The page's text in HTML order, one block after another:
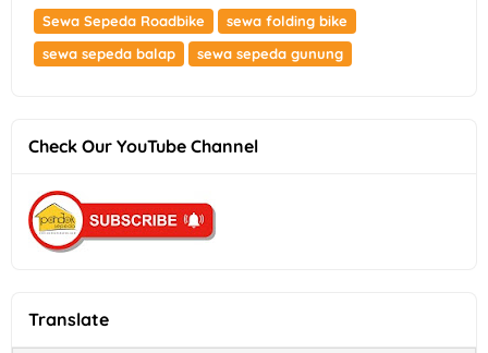
Sewa Sepeda Roadbike
sewa folding bike
sewa sepeda balap
sewa sepeda gunung
Check Our YouTube Channel
Translate